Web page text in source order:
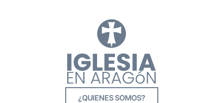
¿QUIENES SOMOS?